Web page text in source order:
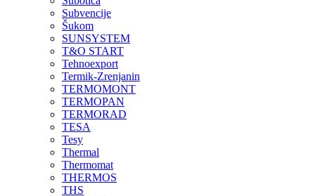
Subvencije
Šukom
SUNSYSTEM
T&O START
Tehnoexport
Termik-Zrenjanin
TERMOMONT
TERMOPAN
TERMORAD
TESA
Tesy
Thermal
Thermomat
THERMOS
THS